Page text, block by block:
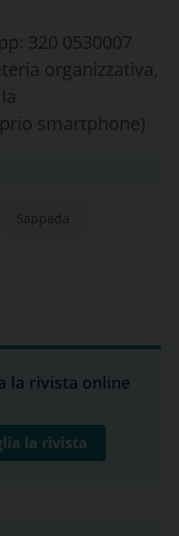
320 0530007
organizzativa,
smartphone)
Sappada
la rivista online
la rivista